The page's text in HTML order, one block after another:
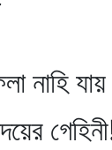
নাহি যায়